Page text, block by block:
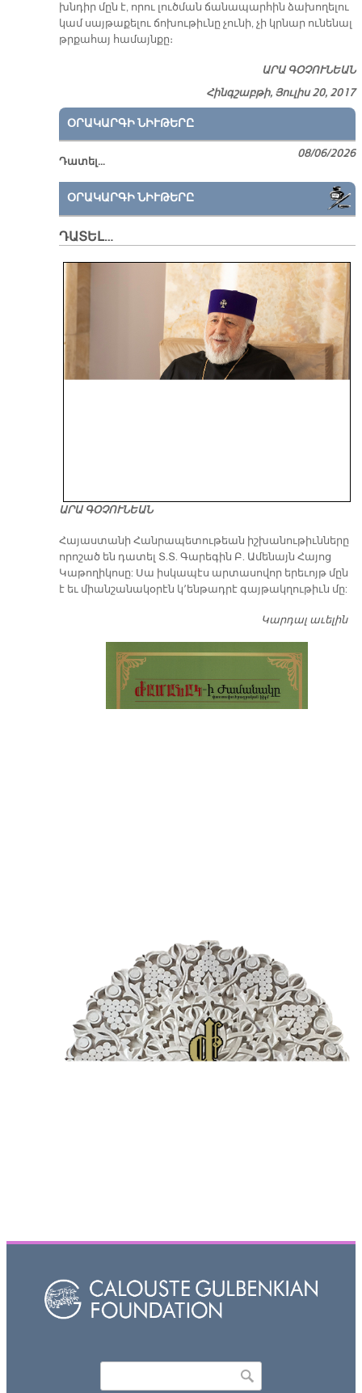
խնդիր մըն է, որու լուծման ճանապարհին ձախողելու
կամ սայթաքելու ճոխութիւնը չունի, չի կրնար ունենալ
թրքահայ համայնքը։
ԱՐԱ ԳՕՉՈՒՆԵԱՆ
Հինգշաբթի, Յուլիս 20, 2017
ՕՐԱԿԱՐԳԻ ՆԻՒԹԵՐԸ
Դատել…
08/06/2026
ՕՐԱԿԱՐԳԻ ՆԻՒԹԵՐԸ
ԴԱՏԵԼ…
ԱՐԱ ԳՕՉՈՒՆԵԱՆ
​Հայաստանի Հանրապետութեան իշխանութիւնները
որոշած են դատել Տ.Տ. Գարեգին Բ. Ամենայն Հայոց
Կաթողիկոսը: Սա իսկապէս արտասովոր երեւոյթ մըն
է եւ միանշանակօրէն կ՚ենթադրէ գայթակղութիւն մը:
Կարդալ աւելին